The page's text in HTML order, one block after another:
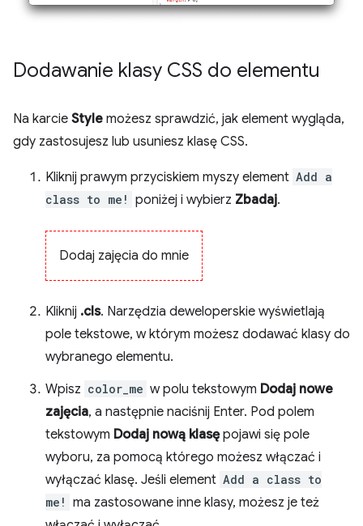
Dodawanie klasy CSS do elementu
Na karcie Style możesz sprawdzić, jak element wygląda,
gdy zastosujesz lub usuniesz klasę CSS.
Kliknij prawym przyciskiem myszy element Add a
class to me! poniżej i wybierz Zbadaj.
Dodaj zajęcia do mnie
Kliknij .cls. Narzędzia deweloperskie wyświetlają
pole tekstowe, w którym możesz dodawać klasy do
wybranego elementu.
Wpisz color_me w polu tekstowym Dodaj nowe
zajęcia, a następnie naciśnij Enter. Pod polem
tekstowym Dodaj nową klasępojawi się pole
wyboru, za pomocą którego możesz włączać i
wyłączać klasę. Jeśli element Add a class to
me! ma zastosowane inne klasy, możesz je też